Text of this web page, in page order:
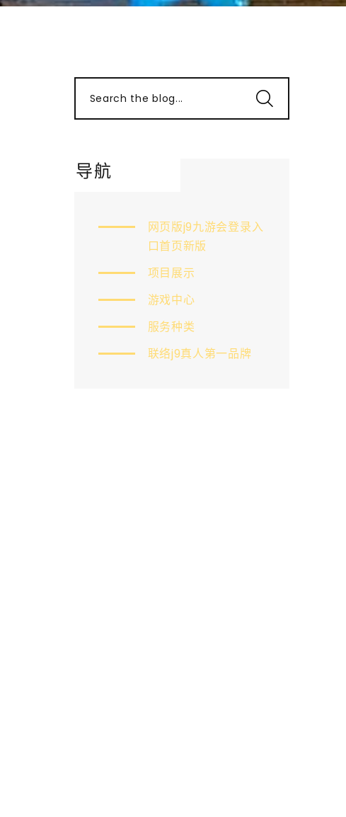
Search the blog...
导航
网页版j9九游会登录入
口首页新版
项目展示
游戏中心
服务种类
联络j9真人第一品牌